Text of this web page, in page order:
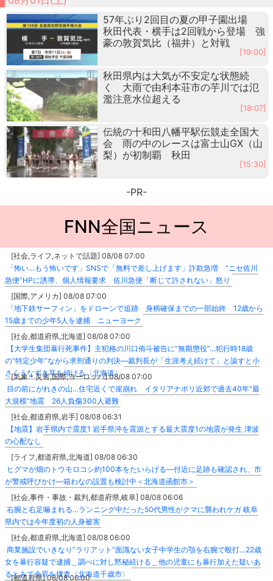
57年ぶり2回目の夏の甲子園出場
秋田代表・横手は2回戦から登場 強
豪の敦賀気比（福井）と対戦
[19:00]
秋田県内は大気が不安定な状態続
く 大雨で由利本荘市の芋川では氾
濫注意水位超える
[18:07]
伝統の十和田八幡平駅伝競走全国大
会 雨の中のレースは富士山GX（山
梨）が初制覇 秋田
[15:30]
-PR-
FNN全国ニュース
[社会,ライフ,ネットで話題] 08/08 07:00
「怖い…もう怖いです」SNSで「無料で差し上げます」詐欺急増 “ニセ佐川
急便”HPに誘導、個人情報要求 佐川急便「断じて許されない」怒り
[国際,アメリカ] 08/08 07:00
「地下鉄サーフィン」をドローンで追跡 身柄確保までの一部始終 12歳から
15歳までの少年5人を逮捕 ニューヨーク
[社会,都道府県,北海道] 08/08 07:00
【大学生集団暴行死事件】主犯格の川口侑斗被告に“無期懲役”…犯行時18歳
の“特定少年”ながら求刑通りの判決―裁判長が「生涯考え続けて」と諭すと小
さくうなずき耳を傾ける〈北海道〉
[気象・災害,国際,ヨーロッパ] 08/08 07:00
目の前にがれきの山…住宅近くで崖崩れ イタリアナポリ近郊で過去40年“最
大規模”地震 26人負傷300人避難
[社会,都道府県,岩手] 08/08 06:31
【地震】岩手県内で震度1 岩手県沖を震源とする最大震度1の地震が発生 津波
の心配なし
[ライフ,都道府県,北海道] 08/08 06:30
ヒグマが畑のトウモロコシ約100本をたいらげる―付近に足跡も確認され、市
が警戒呼びかけ―箱わなの設置も検討中＜北海道函館市＞
[社会,事件・事故・裁判,都道府県,岐阜] 08/08 06:06
右腕と右足噛まれる…ランニング中だった50代男性がクマに襲われケガ 岐阜
県内では今年度初の人身被害
[社会,都道府県,北海道] 08/08 06:00
商業施設でいきなり”ラリアット”面識ない女子中学生の顎を右腕で殴打…22歳
女を暴行容疑で逮捕＿調べに対し黙秘続ける＿他の児童にも暴行加えた疑いあ
るとみて余罪を捜査〈北海道千歳市〉
[都道府県] 08/08 06:00